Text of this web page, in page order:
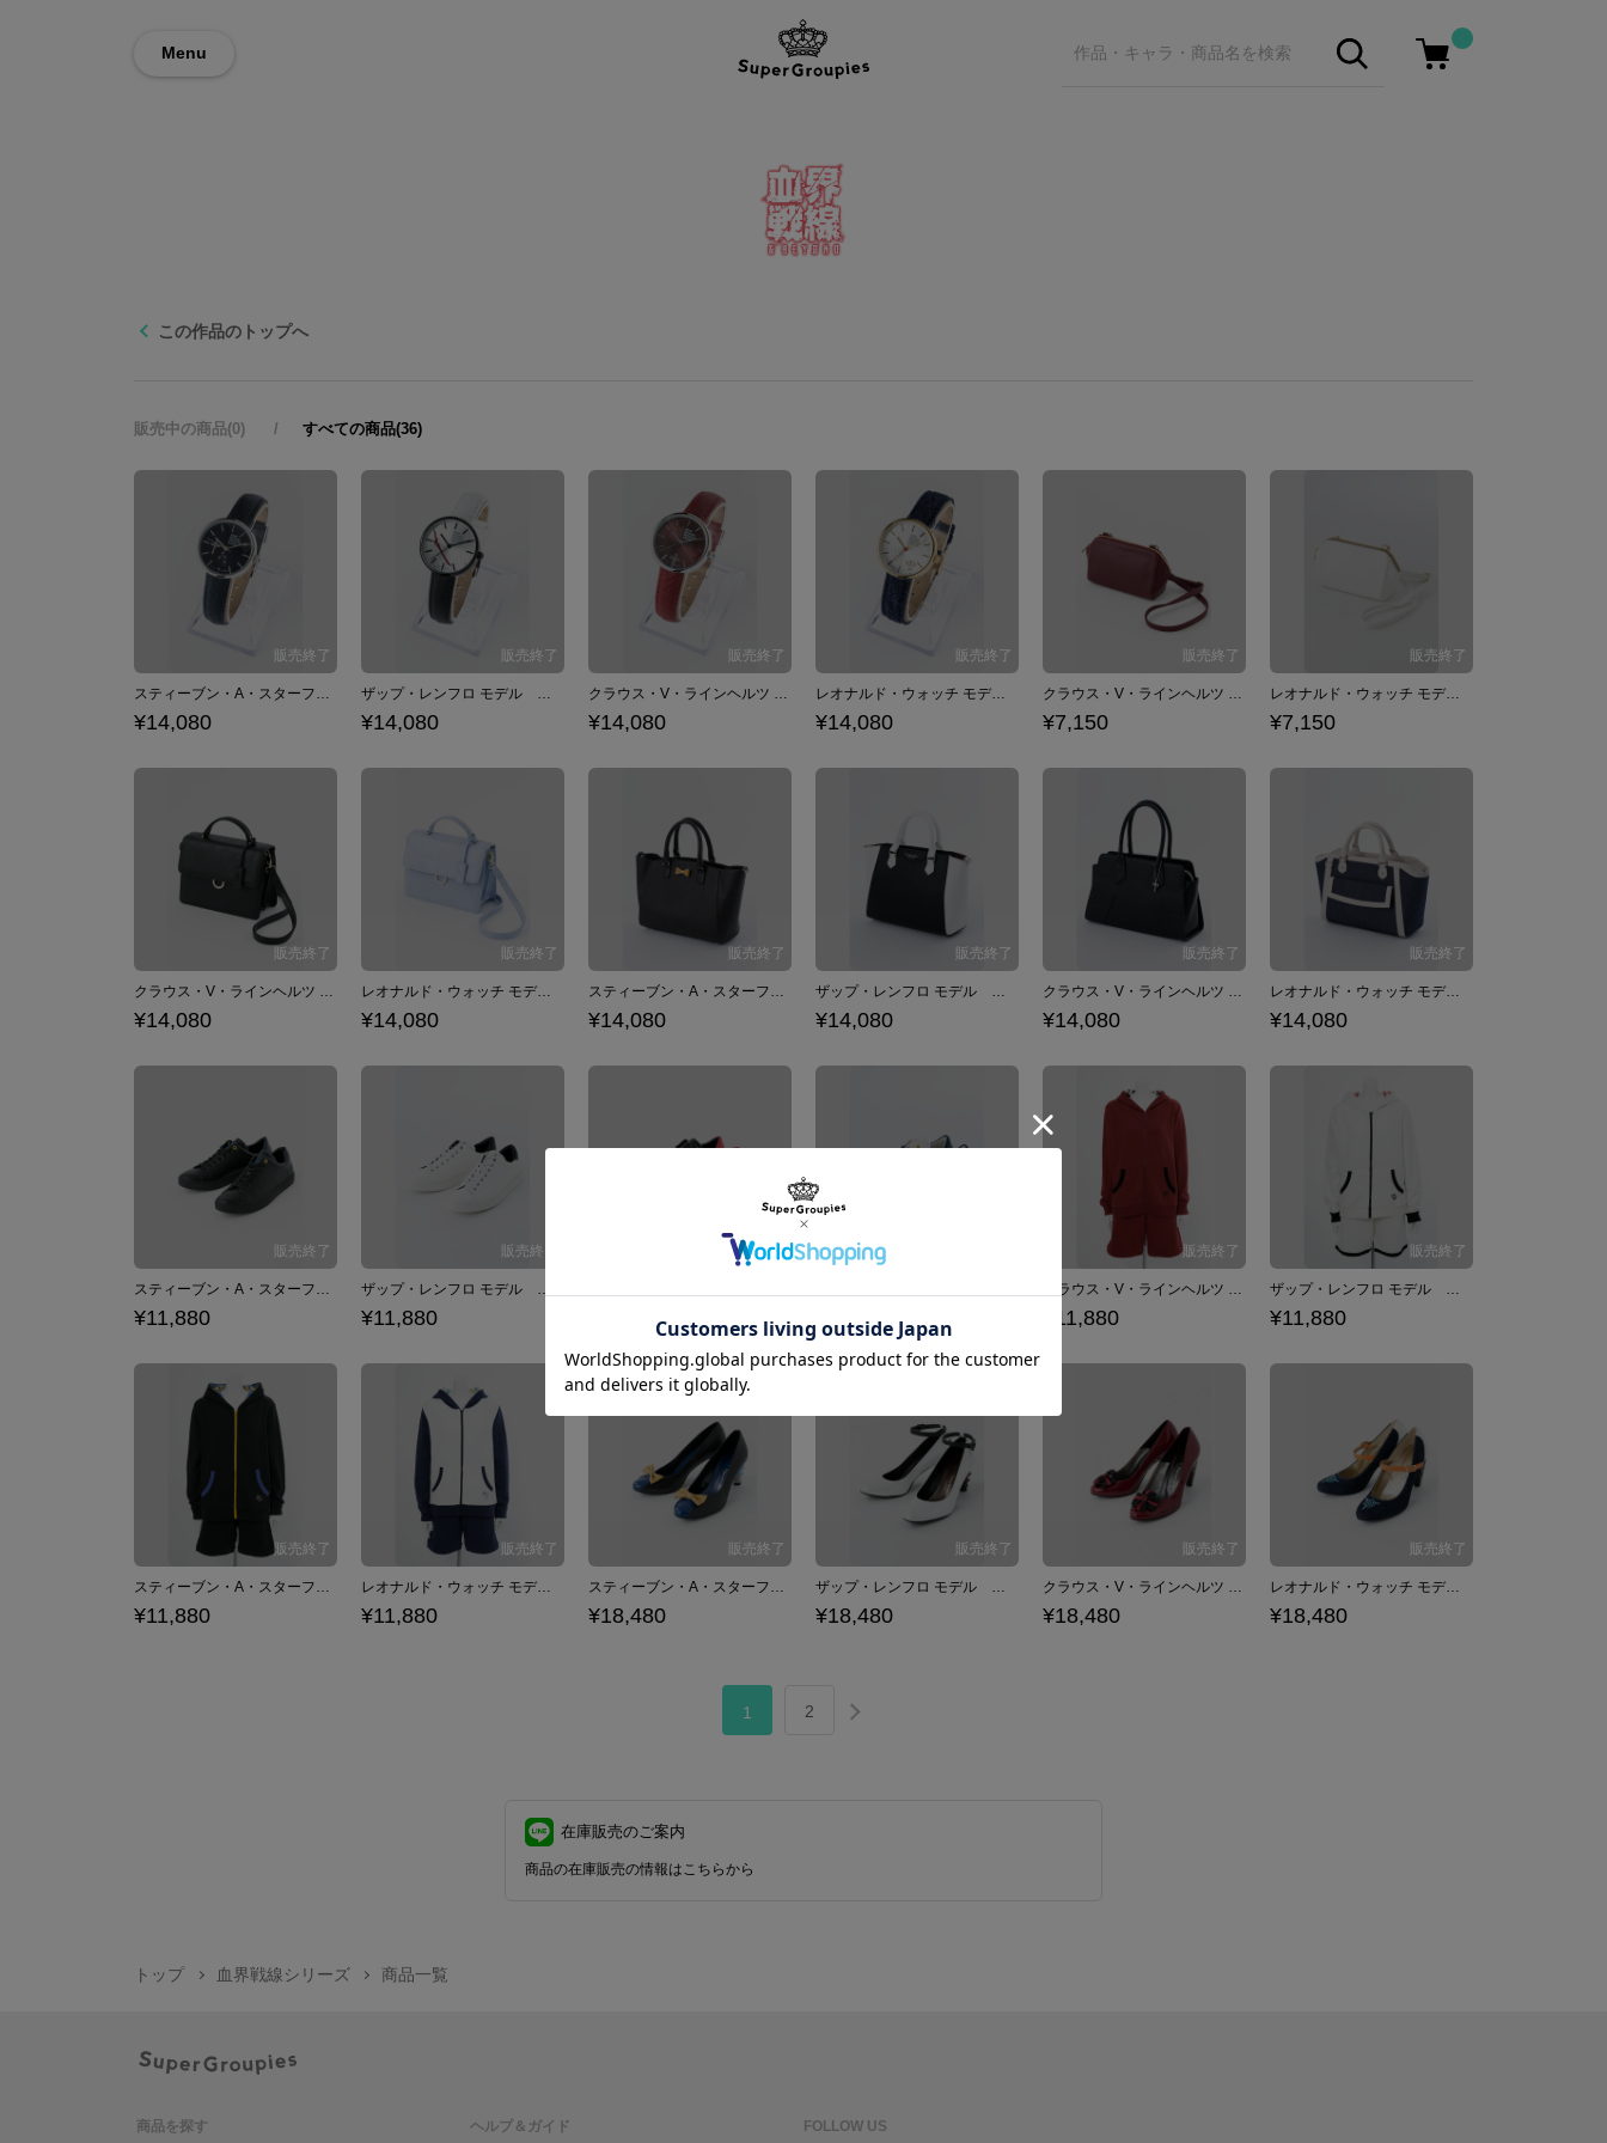
Menu
この作品のトップへ
販売中の商品(0) すべての商品(36)
スティーブン・A・スターフェイズ モデル 腕時計 リストウォッチ 血界戦線 & BEYOND
¥14,080
ザップ・レンフロ モデル 腕時計 リストウォッチ 血界戦線 & BEYOND
¥14,080
クラウス・V・ラインヘルツ モデル 腕時計 リストウォッチ 血界戦線 & BEYOND
¥14,080
レオナルド・ウォッチ モデル 腕時計 リストウォッチ 血界戦線 & BEYOND
¥14,080
クラウス・V・ラインヘルツ モデル ショルダーポーチ ポーチ バッグ 血界戦線 & BEYOND×佐藤さきコラボ
¥7,150
レオナルド・ウォッチ モデル ショルダーポーチ ポーチ バッグ 血界戦線 & BEYOND×佐藤さきコラボ
¥7,150
クラウス・V・ラインヘルツ モデル 2WAYバッグ ショルダーバッグ ハンドバッグ 血界戦線 & BEYOND×佐藤さきコラボ
¥14,080
レオナルド・ウォッチ モデル 2WAYバッグ ショルダーバッグ ハンドバッグ 血界戦線 & BEYOND×佐藤さきコラボ
¥14,080
スティーブン・A・スターフェイズ モデル トートバッグ ショルダーバッグ 血界戦線 & BEYOND
¥14,080
ザップ・レンフロ モデル トートバッグ ショルダーバッグ 血界戦線 & BEYOND
¥14,080
クラウス・V・ラインヘルツ モデル トートバッグ ショルダーバッグ 血界戦線 & BEYOND
¥14,080
レオナルド・ウォッチ モデル トートバッグ ショルダーバッグ 血界戦線 & BEYOND
¥14,080
スティーブン・A・スターフェイズ モデル スニーカー シューズ 血界戦線 & BEYOND
¥11,880
ザップ・レンフロ モデル スニーカー シューズ 血界戦線 & BEYOND
¥11,880 ¥11,880 ¥11,880
クラウス・V・ラインヘルツ モデル ルームウェア 部屋着 血界戦線 & BEYOND
¥11,880
ザップ・レンフロ モデル ルームウェア 部屋着 血界戦線 & BEYOND
¥11,880
スティーブン・A・スターフェイズ モデル ルームウェア 部屋着 血界戦線 & BEYOND
¥11,880
レオナルド・ウォッチ モデル ルームウェア 部屋着 血界戦線 & BEYOND
¥11,880
スティーブン・A・スターフェイズ モデル パンプス シューズ 血界戦線
¥18,480
ザップ・レンフロ モデル パンプス シューズ 血界戦線
¥18,480
クラウス・V・ラインヘルツ モデル パンプス シューズ 血界戦線
¥18,480
レオナルド・ウォッチ モデル パンプス シューズ 血界戦線
¥18,480
1 2
在庫販売のご案内
商品の在庫販売の情報はこちらから
トップ 血界戦線シリーズ 商品一覧
商品を探す ヘルプ＆ガイド FOLLOW US